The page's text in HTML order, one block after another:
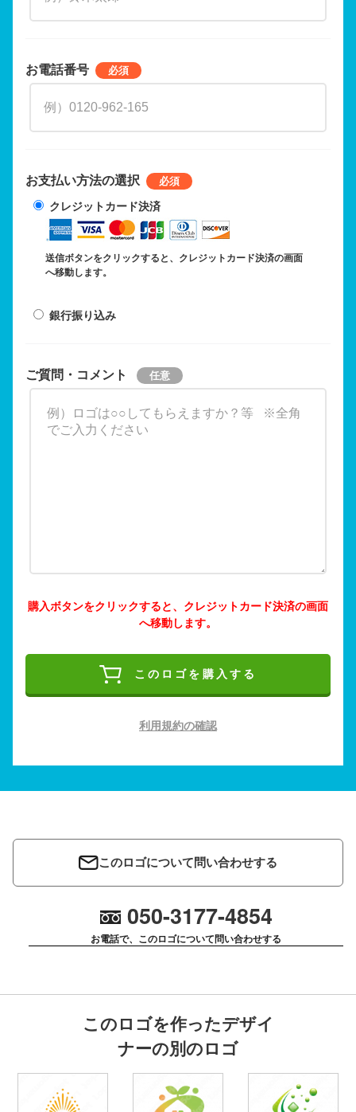
お電話番号
お支払い方法の選択
クレジットカード決済
送信ボタンをクリックすると、クレジットカード決済の画面
へ移動します。
銀行振り込み
ご質問・コメント
購入ボタンをクリックすると、クレジットカード決済の画面
へ移動します。
このロゴを購入する
利用規約の確認
このロゴについて問い合わせする
050-3177-4854
お電話で、このロゴについて問い合わせする
このロゴを作ったデザイ
ナーの別のロゴ